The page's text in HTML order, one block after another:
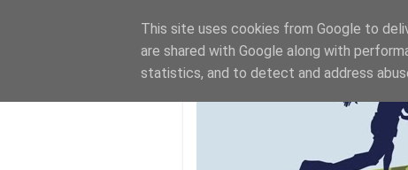
This site uses cookies from Google to
are shared with Google along with
statistics, and to detect and address